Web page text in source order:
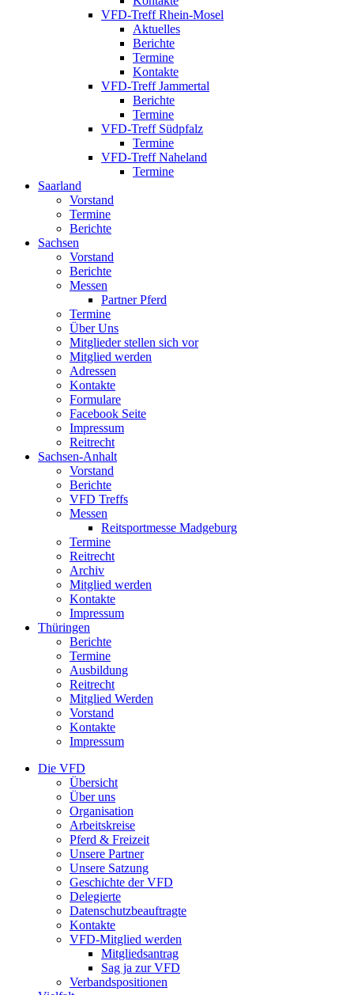
VFD-Treff Rhein-Mosel
Aktuelles
Berichte
Termine
Kontakte
VFD-Treff Jammertal
Berichte
Termine
VFD-Treff Südpfalz
Termine
VFD-Treff Naheland
Termine
Saarland
Vorstand
Termine
Berichte
Sachsen
Vorstand
Berichte
Messen
Partner Pferd
Termine
Über Uns
Mitglieder stellen sich vor
Mitglied werden
Adressen
Kontakte
Formulare
Facebook Seite
Impressum
Reitrecht
Sachsen-Anhalt
Vorstand
Berichte
VFD Treffs
Messen
Reitsportmesse Madgeburg
Termine
Reitrecht
Archiv
Mitglied werden
Kontakte
Impressum
Thüringen
Berichte
Termine
Ausbildung
Reitrecht
Mitglied Werden
Vorstand
Kontakte
Impressum
Die VFD
Übersicht
Über uns
Organisation
Arbeitskreise
Pferd & Freizeit
Unsere Partner
Unsere Satzung
Geschichte der VFD
Delegierte
Datenschutzbeauftragte
Kontakte
VFD-Mitglied werden
Mitgliedsantrag
Sag ja zur VFD
Verbandspositionen